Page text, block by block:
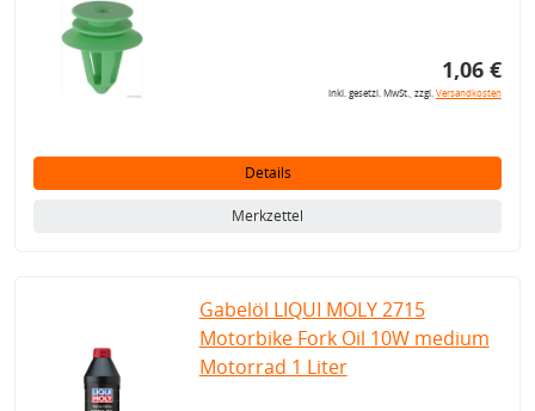
1,06 €
inkl. gesetzl. MwSt., zzgl.Versandkosten
Details
Merkzettel
Gabelöl LIQUI MOLY 2715
Motorbike Fork Oil 10W medium
Motorrad 1 Liter